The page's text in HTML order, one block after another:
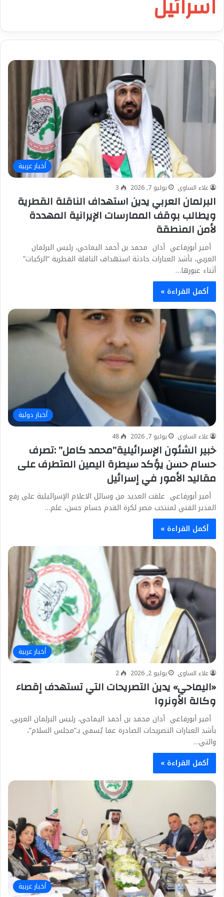
أخبار عربية
علاء الساوى يوليو 7, 2026 3
البرلمان العربي يدين استهداف الناقلة القطرية
ويطالب بوقف الممارسات الإيرانية المهددة
لأمن المنطقة
أمير أبورفاعي أدان محمد بن أحمد اليماحي، رئيس البرلمان
العربي، بأشد العبارات حادثة استهداف الناقلة القطرية “الركيات”
أثناء عبورها…
أكمل القراءة »
أخبار دولية
علاء الساوى يوليو 7, 2026 48
خبير الشئون الإسرائيلية”محمد كامل” :تصرف
حسام حسن يؤكد سيطرة اليمين المتطرف على
مقاليد الأمور في إسرائيل
أمير أبورفاعي علقت العديد من وسائل الاعلام الإسرائيلية على رفع
المدير الفني لمنتخب مصر لكرة القدم حسام حسن، علم…
أكمل القراءة »
أخبار عربية
علاء الساوى يوليو 2, 2026 2
«اليماحي» يدين التصريحات التي تستهدف إقصاء
وكالة الأونروا
أمير أبورفاعي أدان محمد بن أحمد اليماحي، رئيس البرلمان العربي،
بأشد العبارات التصريحات الصادرة عما يُسمى بـ”مجلس السلام”،
والتي…
أكمل القراءة »
أخبار عربية